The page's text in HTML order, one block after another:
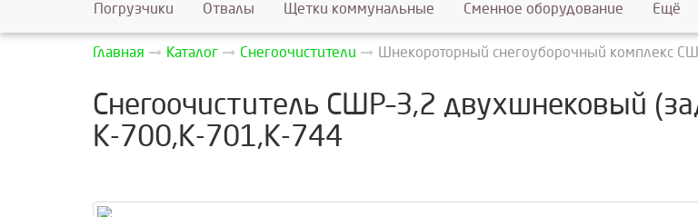
Погрузчики Отвалы Щетки коммунальные Сменное оборудование Ещё
Главная Каталог Снегоочистители Шнекороторный снегоуборочный комплекс
Снегоочиститель СШР–3,2 двухшнековый
К-700,К-701,К-744